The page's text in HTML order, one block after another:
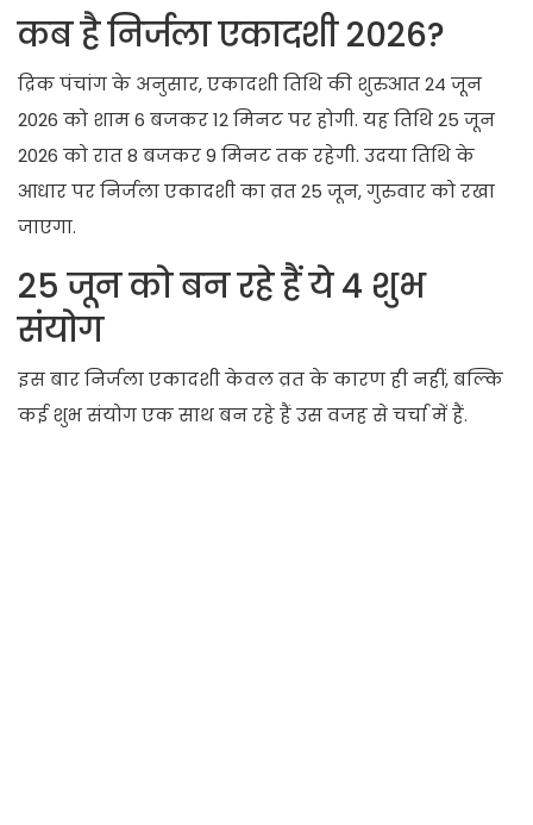
कब है निर्जला एकादशी 2026?
द्रिक पंचांग के अनुसार, एकादशी तिथि की शुरुआत 24 जून
2026 को शाम 6 बजकर 12 मिनट पर होगी. यह तिथि 25 जून
2026 को रात 8 बजकर 9 मिनट तक रहेगी. उदया तिथि के
आधार पर निर्जला एकादशी का व्रत 25 जून, गुरुवार को रखा
जाएगा.
25 जून को बन रहे हैं ये 4 शुभ
संयोग
इस बार निर्जला एकादशी केवल व्रत के कारण ही नहीं, बल्कि
कई शुभ संयोग एक साथ बन रहे हैं उस वजह से चर्चा में हैं.